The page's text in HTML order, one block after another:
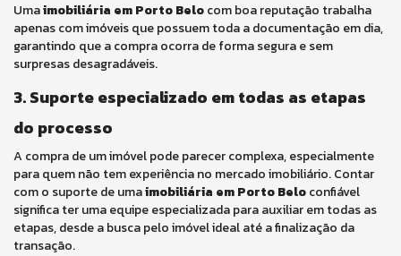
Umaimobiliária em Porto Belocom boa reputação trabalha
apenas com imóveis que possuem toda a documentação em dia,
garantindo que a compra ocorra de forma segura e sem
surpresas desagradáveis.
3. Suporte especializado em todas as etapas
do processo
A compra de um imóvel pode parecer complexa, especialmente
para quem não tem experiência no mercado imobiliário. Contar
com o suporte de umaimobiliária em Porto Beloconfiável
significa ter uma equipe especializada para auxiliar em todas as
etapas, desde a busca pelo imóvel ideal até a finalização da
transação.